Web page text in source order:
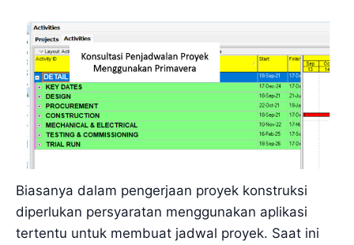
Biasanya dalam pengerjaan proyek konstruksi
diperlukan persyaratan menggunakan aplikasi
tertentu untuk membuat jadwal proyek. Saat ini